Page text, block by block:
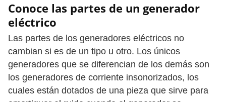
Conoce las partes de un generador
eléctrico
Las partes de los generadores eléctricos no
cambian si es de un tipo u otro. Los únicos
generadores que se diferencian de los demás son
los generadores de corriente insonorizados, los
cuales están dotados de una pieza que sirve para